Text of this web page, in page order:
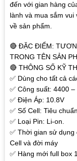
đến với gian hàng
lành và mua sắm
về sản phẩm.
🔴 ĐẶC ĐIỂM:
TRONG TÊN SẢN
🔴 THÔNG SỐ KỸ
✅ Dùng cho tất cả
✅ Công suất: 4400 –
✅ Điện Áp: 10.8V
✅ Số Cell: Tiêu
✅ Loại Pin: Li-on.
✅ Thời gian sử
Cell và đời máy
✅ Hàng mới full box